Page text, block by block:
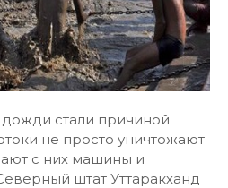
стали причиной
не просто уничтожают
с них машины и
штат Уттаракханд